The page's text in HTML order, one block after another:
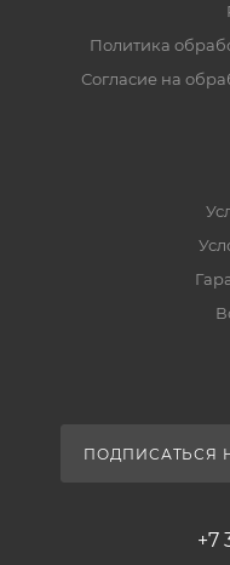
Политика
Согласие на
ПОДПИСАТЬСЯ
+7